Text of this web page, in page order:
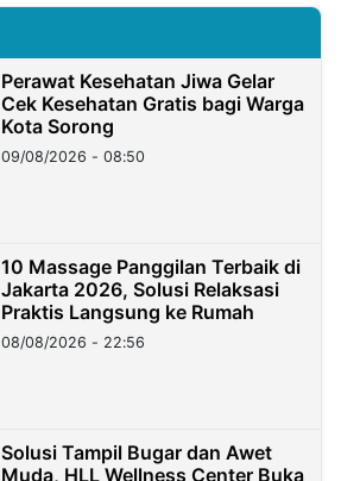
Perawat Kesehatan Jiwa Gelar
Cek Kesehatan Gratis bagi Warga
Kota Sorong
09/08/2026 - 08:50
10 Massage Panggilan Terbaik di
Jakarta 2026, Solusi Relaksasi
Praktis Langsung ke Rumah
08/08/2026 - 22:56
Solusi Tampil Bugar dan Awet
Muda, HLL Wellness Center Buka